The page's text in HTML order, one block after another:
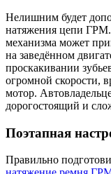
Нелишним будет
натяжения цепи ГРМ.
механизма может
на заведённом
проскакивании
огромной скорости,
мотор.
дорогостоящий и
Поэтапная
Правильно